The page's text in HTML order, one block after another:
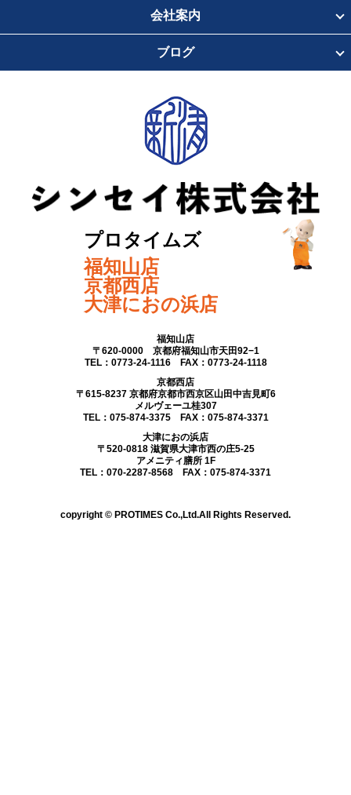
会社案内
ブログ
プロタイムズ
福知山店
京都西店
大津におの浜店
福知山店
〒620-0000 京都府福知山市天田92−1
TEL：0773-24-1116 FAX：0773-24-1118
京都西店
〒615-8237 京都府京都市西京区山田中吉見町6
メルヴェーユ桂307
TEL：075-874-3375 FAX：075-874-3371
大津におの浜店
〒520-0818 滋賀県大津市西の庄5-25
アメニティ膳所 1F
TEL：070-2287-8568 FAX：075-874-3371
copyright © PROTIMES Co.,Ltd.All Rights Reserved.